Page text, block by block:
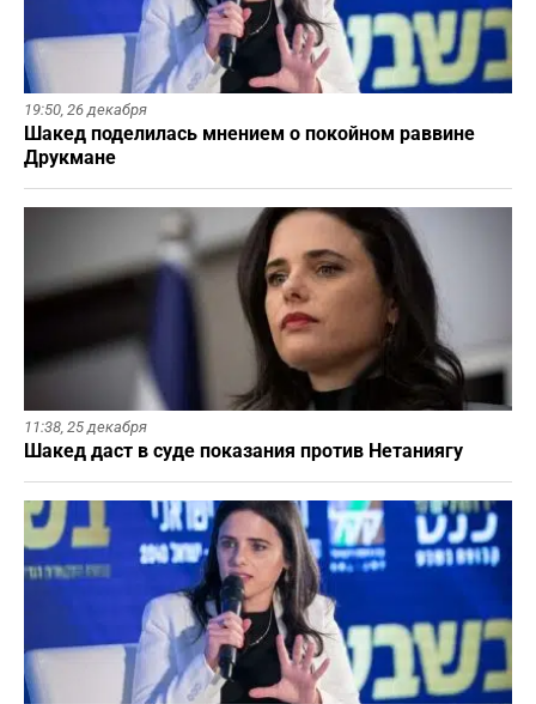
19:50, 26 декабря
Шакед поделилась мнением о покойном раввине
Друкмане
11:38, 25 декабря
Шакед даст в суде показания против Нетаниягу